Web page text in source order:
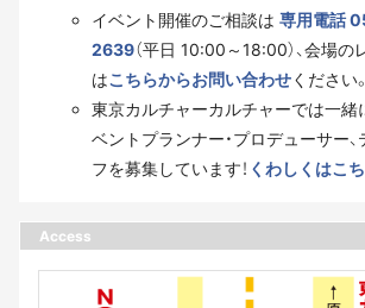
イベント開催のご相談は 専用電話
2639（平日 10:00～18:00）、会場
はこちらからお問い合わせください。
東京カルチャーカルチャーでは一緒
ベントプランナー・プロデューサー
フを募集しています！ くわしくはこち
Access